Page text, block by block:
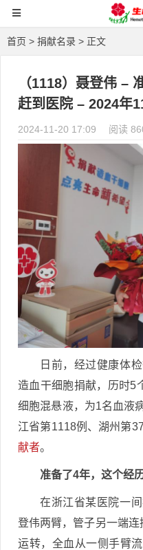
首页 > 捐献名录 > 正文
（1118）聂登伟 –
赶到医院 – 2024年
2024-11-20 17:09 阅读
日前，经过健康体
造血干细胞捐献，历时5
细胞混悬液，为1名血液
江省第1118例、湖州第
献者。
准备了4年，这个经
在浙江省某医院一
登伟两臂，管子另一端连
运转，全血从一侧手臂